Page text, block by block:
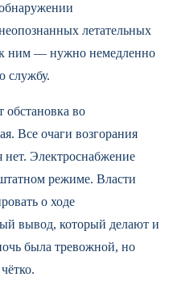
летательных
к ним — нужно немедленно
службу.
во
Все очаги возгорания
Электроснабжение
режиме. Власти
о ходе
вывод, который делают и
была тревожной, но